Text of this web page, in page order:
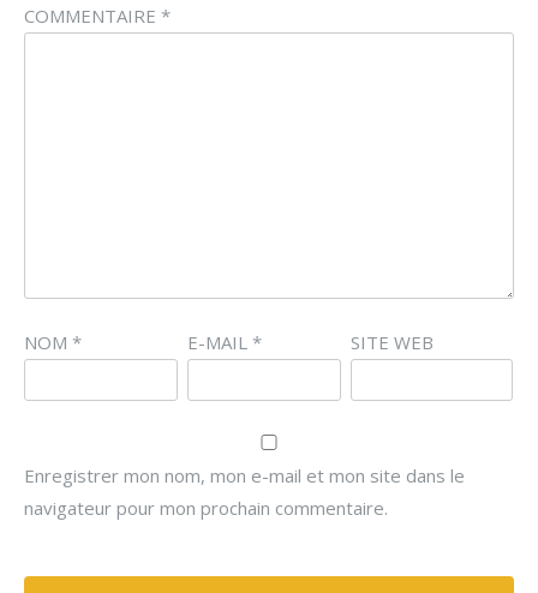
COMMENTAIRE *
NOM * E-MAIL * SITE WEB
Enregistrer mon nom, mon e-mail et mon site dans le
navigateur pour mon prochain commentaire.